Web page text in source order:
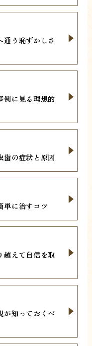
通う恥ずかしさ
例に見る理想的
歯の症状と原因
単に治すコツ
越えて自信を取
が知っておくべ